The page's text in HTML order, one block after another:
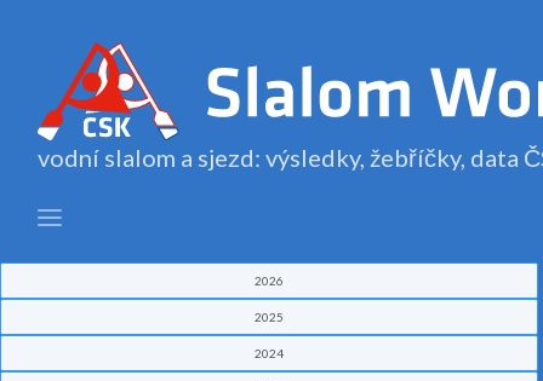
vodní slalom a sjezd: výsledky, žebříčky, data
2026
2025
2024